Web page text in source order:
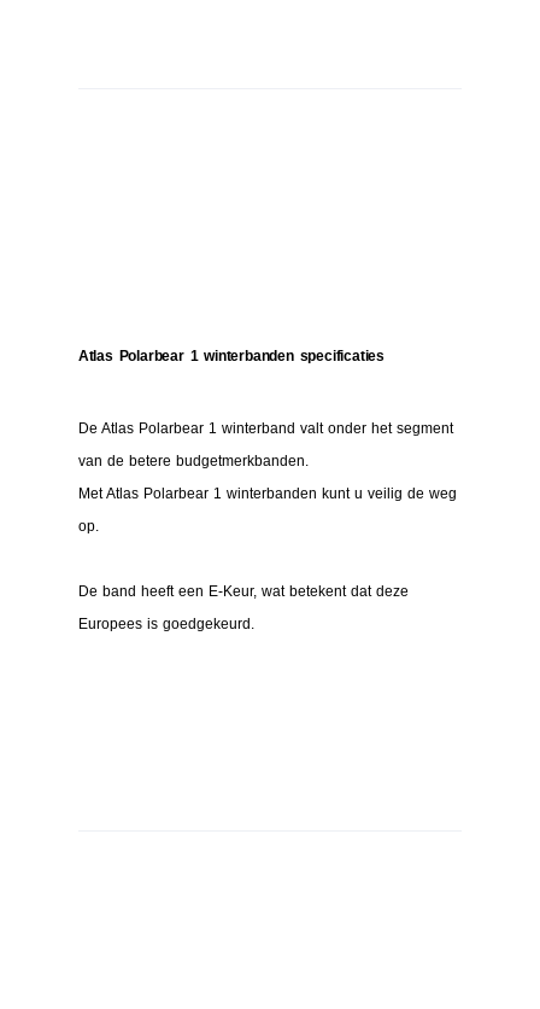
Atlas Polarbear 1 winterbanden specificaties
De Atlas Polarbear 1 winterband valt onder het segment
van de betere budgetmerkbanden.
Met Atlas Polarbear 1 winterbanden kunt u veilig de weg
op.
De band heeft een E-Keur, wat betekent dat deze
Europees is goedgekeurd.